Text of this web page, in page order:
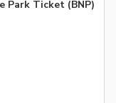
Park Ticket (BNP)